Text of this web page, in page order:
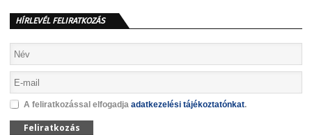
HÍRLEVÉL FELIRATKOZÁS
A feliratkozással elfogadja adatkezelési tájékoztatónkat.
Feliratkozás